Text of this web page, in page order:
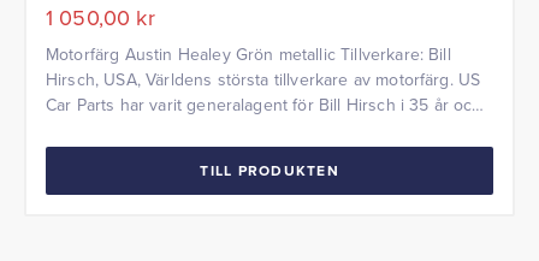
1 050,00 kr
Motorfärg Austin Healey Grön metallic Tillverkare: Bill
Hirsch, USA, Världens största tillverkare av motorfärg. US
Car Parts har varit generalagent för Bill Hirsch i 35 år och
Volym: 0,96 liter Austin Healey Grön metallic
TILL PRODUKTEN